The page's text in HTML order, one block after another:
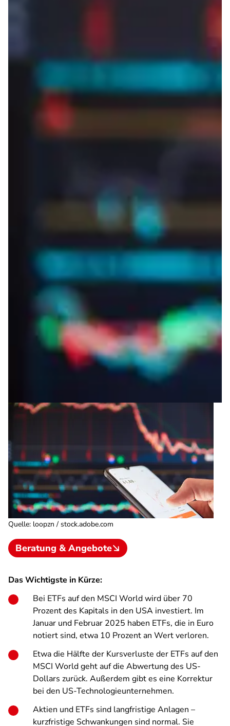
Quelle: loopzn / stock.adobe.com
Beratung & Angebote
Das Wichtigste in Kürze:
Bei ETFs auf den MSCI World wird über 70
Prozent des Kapitals in den USA investiert. Im
Januar und Februar 2025 haben ETFs, die in Euro
notiert sind, etwa 10 Prozent an Wert verloren.
Etwa die Hälfte der Kursverluste der ETFs auf den
MSCI World geht auf die Abwertung des US-
Dollars zurück. Außerdem gibt es eine Korrektur
bei den US-Technologieunternehmen.
Aktien und ETFs sind langfristige Anlagen –
kurzfristige Schwankungen sind normal. Sie